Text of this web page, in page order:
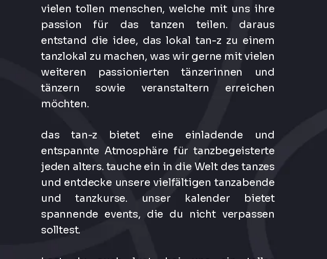
vielen tollen menschen, welche mit uns ihre
passion für das tanzen teilen. daraus
entstand die idee, das lokal tan-z zu einem
tanzlokal zu machen, was wir gerne mit vielen
weiteren passionierten tänzerinnen und
tänzern sowie veranstaltern erreichen
möchten.
das tan-z bietet eine einladende und
entspannte Atmosphäre für tanzbegeisterte
jeden alters. tauche ein in die Welt des tanzes
und entdecke unsere vielfältigen tanzabende
und tanzkurse. unser kalender bietet
spannende events, die du nicht verpassen
solltest.